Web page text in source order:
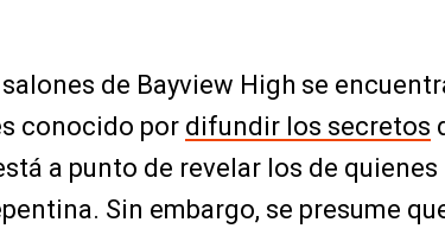
de Bayview High se
conocido por difundir los secretos
a punto de revelar los de
Sin embargo, se presume